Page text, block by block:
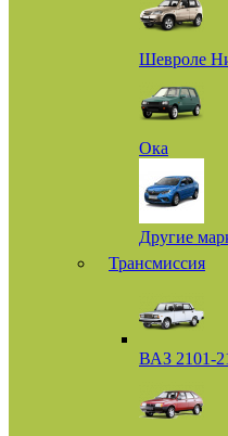
Шевроле
Ока
Другие
Трансмиссия
ВАЗ 2101-